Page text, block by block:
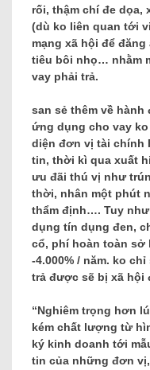
rối, thậm chí đe dọa,
(dù ko liên quan tới
mạng xã hội để
tiêu bôi nhọ… nhằm
vay phải trả.
san sẻ thêm về
ứng dụng cho vay
diện đơn vị tài chính
tin, thời kì qua xuất
ưu đãi thú vị như
thời, nhân một phút
thẩm định…. Tuy
dụng tín dụng đen,
cổ, phí hoàn toàn sở
-4.000% / năm. ko
trả được sẽ bị xã hội
“Nghiêm trọng hơn
kém chất lượng từ
ký kinh doanh tới
tin của những đơn